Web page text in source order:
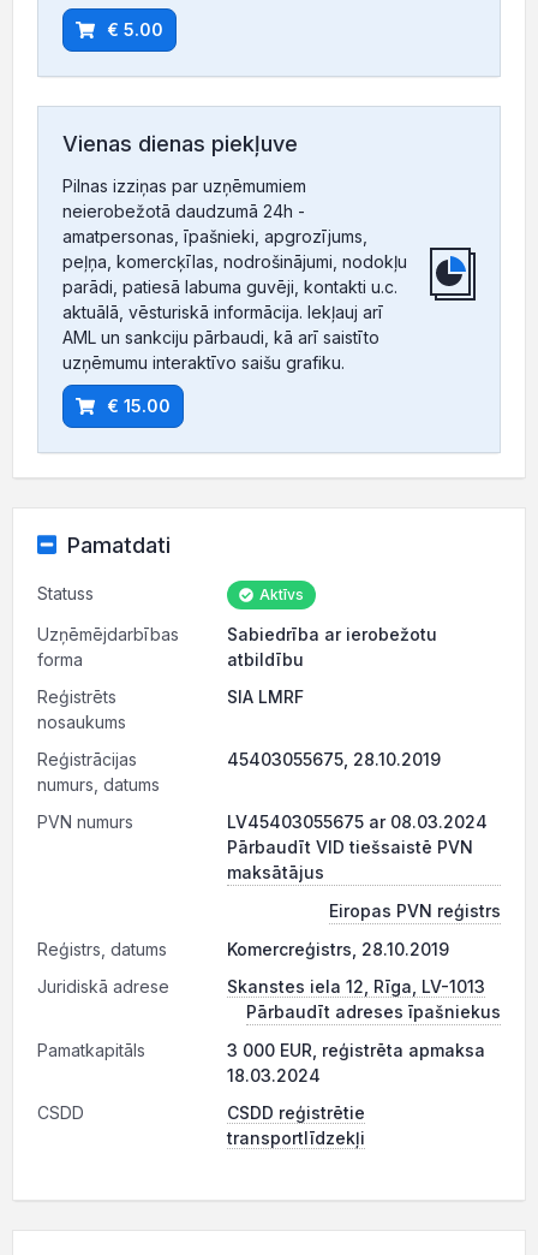
€ 5.00
Vienas dienas piekļuve
Pilnas izziņas par uzņēmumiem
neierobežotā daudzumā 24h -
amatpersonas, īpašnieki, apgrozījums,
peļņa, komercķīlas, nodrošinājumi, nodokļu
parādi, patiesā labuma guvēji, kontakti u.c.
aktuālā, vēsturiskā informācija. Iekļauj arī
AML un sankciju pārbaudi, kā arī saistīto
uzņēmumu interaktīvo saišu grafiku.
€ 15.00
Pamatdati
Statuss Aktīvs
Uzņēmējdarbības
forma
Sabiedrība ar ierobežotu
atbildību
Reģistrēts
nosaukums
SIA LMRF
Reģistrācijas
numurs, datums
45403055675, 28.10.2019
PVN numurs
LV45403055675 ar 08.03.2024
Pārbaudīt VID tiešsaistē PVN
maksātājus
Eiropas PVN reģistrs
Reģistrs, datums
Komercreģistrs, 28.10.2019
Juridiskā adrese
Skanstes iela 12, Rīga, LV-1013
Pārbaudīt adreses īpašniekus
Pamatkapitāls
3 000 EUR, reģistrēta apmaksa
18.03.2024
CSDD
CSDD reģistrētie
transportlīdzekļi